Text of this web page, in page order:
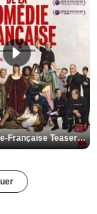
De la Comédie-Française Teaser VF